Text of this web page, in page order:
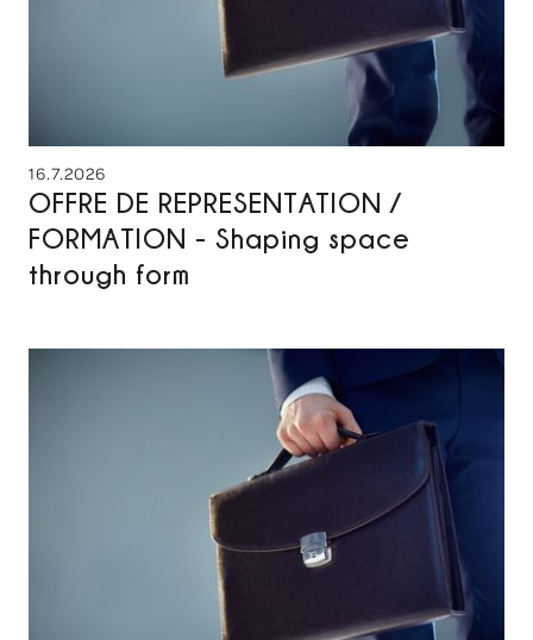
16.7.2026
OFFRE DE REPRESENTATION /
FORMATION - Shaping space
through form